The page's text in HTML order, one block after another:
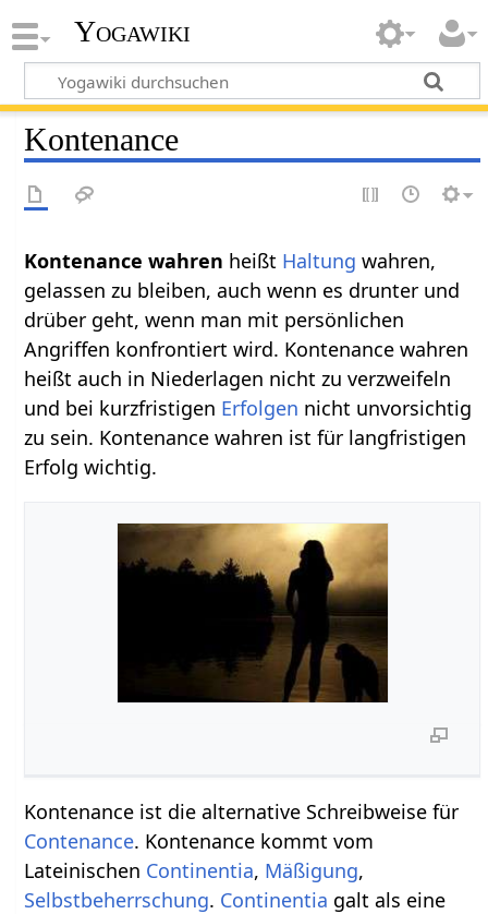
Yogawiki
Kontenance
Kontenance wahren heißt Haltung wahren,
gelassen zu bleiben, auch wenn es drunter und
drüber geht, wenn man mit persönlichen
Angriffen konfrontiert wird. Kontenance wahren
heißt auch in Niederlagen nicht zu verzweifeln
und bei kurzfristigen Erfolgen nicht unvorsichtig
zu sein. Kontenance wahren ist für langfristigen
Erfolg wichtig.
Kontenance ist die alternative Schreibweise für
Contenance. Kontenance kommt vom
Lateinischen Continentia, Mäßigung,
Selbstbeherrschung. Continentia galt als eine